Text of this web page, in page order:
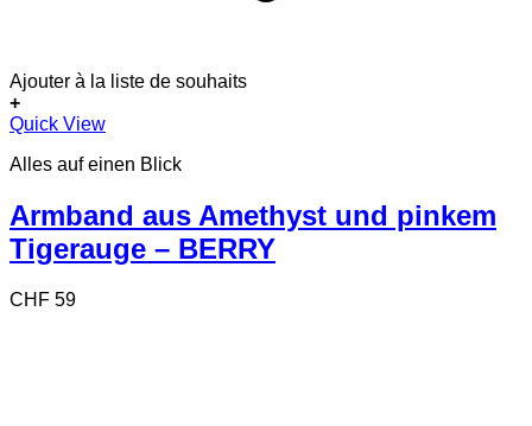
Ajouter à la liste de souhaits
+
Quick View
Alles auf einen Blick
Armband aus Amethyst und pinkem
Tigerauge – BERRY
CHF 59